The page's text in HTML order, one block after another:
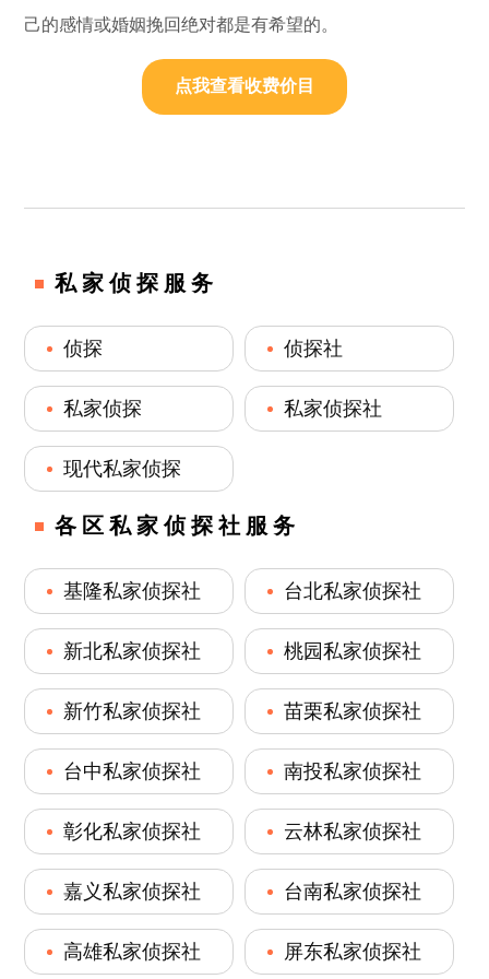
己的感情或婚姻挽回绝对都是有希望的。
点我查看收费价目
私家侦探服务
侦探 侦探社
私家侦探 私家侦探社
现代私家侦探
各区私家侦探社服务
基隆私家侦探社 台北私家侦探社
新北私家侦探社 桃园私家侦探社
新竹私家侦探社 苗栗私家侦探社
台中私家侦探社 南投私家侦探社
彰化私家侦探社 云林私家侦探社
嘉义私家侦探社 台南私家侦探社
高雄私家侦探社 屏东私家侦探社